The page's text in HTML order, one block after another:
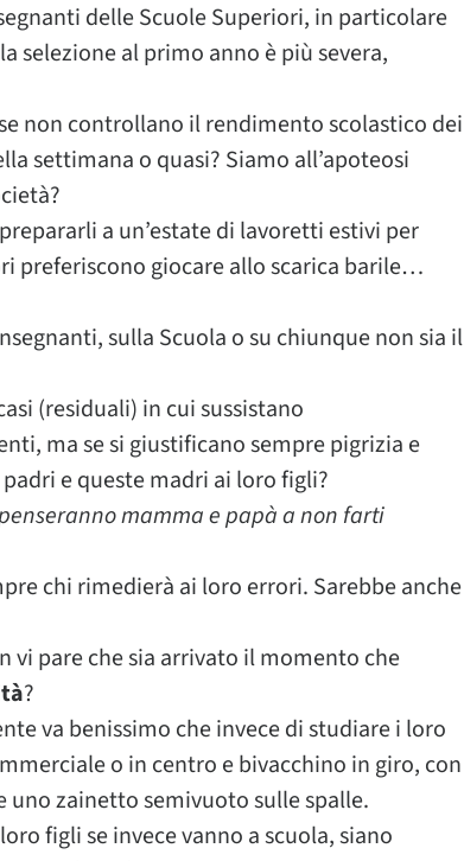
delle Scuole Superiori, in particolare
selezione al primo anno è più severa,
non controllano il rendimento scolastico dei
settimana o quasi? Siamo all’apoteosi
a un’estate di lavoretti estivi per
preferiscono giocare allo scarica barile…
sulla Scuola o su chiunque non sia il
(residuali) in cui sussistano
ma se si giustificano sempre pigrizia e
e queste madri ai loro figli?
mamma e papà a non farti
chi rimedierà ai loro errori. Sarebbe anche
vi pare che sia arrivato il momento che
?
va benissimo che invece di studiare i loro
o in centro e bivacchino in giro, con
zainetto semivuoto sulle spalle.
figli se invece vanno a scuola, siano